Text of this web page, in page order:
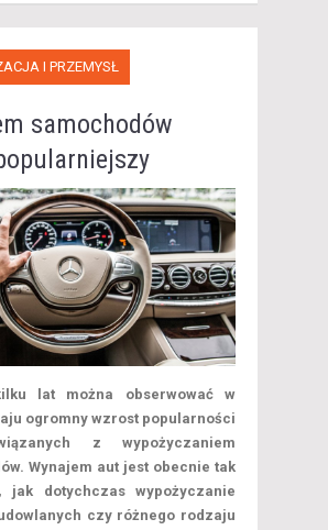
I PRZEMYSŁ
samochodów
lat można obserwować w
ogromny wzrost popularności
z wypożyczaniem
Wynajem aut jest obecnie tak
jak dotychczas wypożyczanie
czy różnego rodzaju